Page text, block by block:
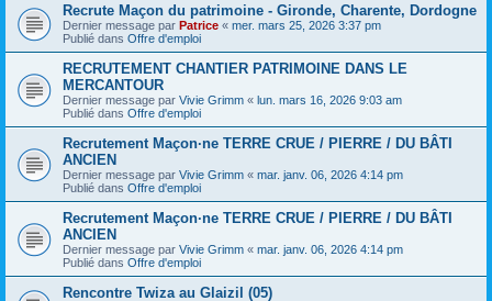
Recrute Maçon du patrimoine - Gironde, Charente, Dordogne
Dernier message par Patrice « mer. mars 25, 2026 3:37 pm
Publié dans Offre d'emploi
RECRUTEMENT CHANTIER PATRIMOINE DANS LE
MERCANTOUR
Dernier message par Vivie Grimm « lun. mars 16, 2026 9:03 am
Publié dans Offre d'emploi
Recrutement Maçon·ne TERRE CRUE / PIERRE / DU BÂTI
ANCIEN
Dernier message par Vivie Grimm « mar. janv. 06, 2026 4:14 pm
Publié dans Offre d'emploi
Recrutement Maçon·ne TERRE CRUE / PIERRE / DU BÂTI
ANCIEN
Dernier message par Vivie Grimm « mar. janv. 06, 2026 4:14 pm
Publié dans Offre d'emploi
Rencontre Twiza au Glaizil (05)